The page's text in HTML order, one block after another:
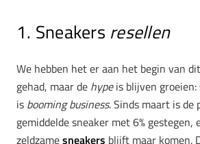
1. Sneakers resellen
We hebben het er aan het begin van
gehad, maar de hypeis blijven groeien:
is booming business. Sinds maart is de
gemiddelde sneaker met 6% gestegen,
zeldzamesneakers blijft maar komen.